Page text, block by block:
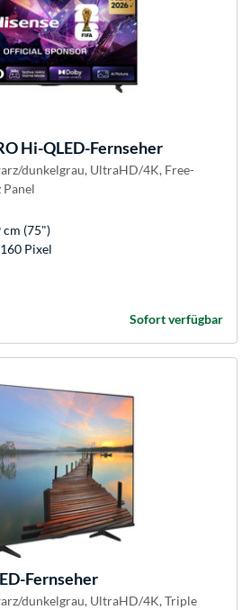
Hi-QLED-Fernseher
dunkelgrau, UltraHD/4K, Free-
cm (75")
Pixel
Sofort verfügbar
Fernseher
dunkelgrau, UltraHD/4K, Triple